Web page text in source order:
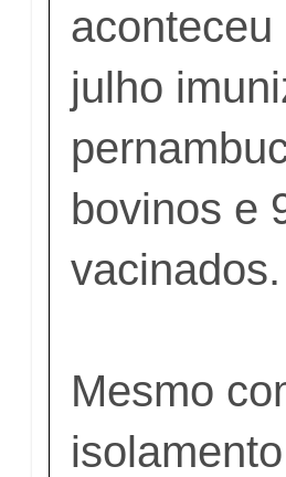
julho
bovinos e
vacinados.
Mesmo